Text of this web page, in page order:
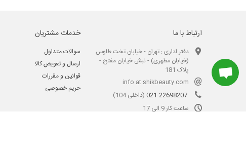
ارتباط با ما
دفتر اداری : تهران - خیابان تخت طاوس
(خیابان مطهری) - نبش خیابان مفتح -
پلاک 181
info at shikbeauty.com
021-22698207 (داخلی 104)
ساعت کار 9 الی 17
خدمات مشتریان
سوالات متداول
ارسال و تعویض کالا
قوانین و مقررات
حریم خصوصی